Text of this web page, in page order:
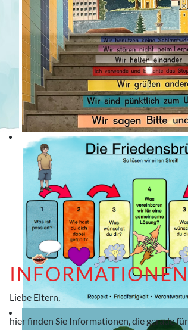
Liebe Eltern,
hier finden Sie Informationen, die gerade